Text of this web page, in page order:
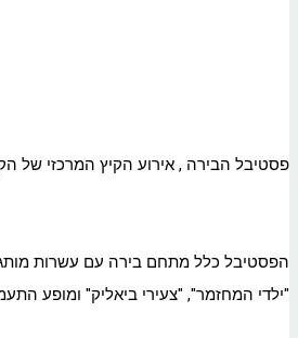
פסטיבל הבירה , אירוע הקיץ המרכזי של
הפסטיבל כלל מתחם בירה עם עשרות מותגים
"ילדי המחזמר", "צעירי ביאליק" ומופע